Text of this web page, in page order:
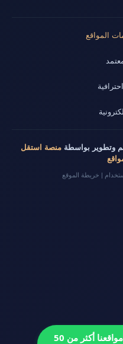
المواقع
منصة استقل
| خريطة الموقع
ضع إعلانك هنا وعلى كل مواقعنا أكثر من 50